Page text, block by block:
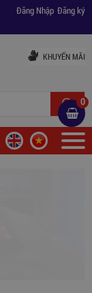
Đăng ký
Đăng Nhập
KHUYẾN MÃI
0